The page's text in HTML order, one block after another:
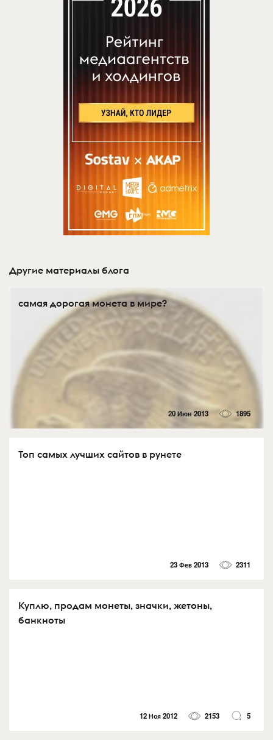
Другие материалы блога
самая дорогая монета в мире?
20 Июн 2013 1895
Топ самых лучших сайтов в рунете
23 Фев 2013 2311
Куплю, продам монеты, значки, жетоны,
банкноты
12 Ноя 2012 2153 5